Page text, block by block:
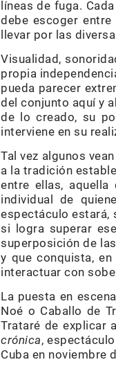
líneas de fuga.
debe escoger
llevar por las
Visualidad,
propia
pueda parecer
del conjunto aquí y
de lo creado, su
interviene en su
Tal vez algunos
a la tradición
entre ellas,
individual de
espectáculo estará,
si logra superar
superposición de
y que conquista,
interactuar con
La puesta en
Noé o Caballo de
Trataré de explicar
crónica,
Cuba en noviembre